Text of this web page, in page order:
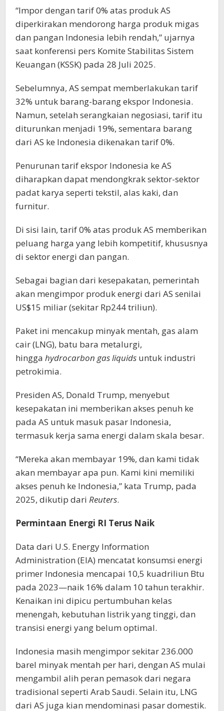
“Impor dengan tarif 0% atas produk AS
diperkirakan mendorong harga produk migas
dan pangan Indonesia lebih rendah,” ujarnya
saat konferensi pers Komite Stabilitas Sistem
Keuangan (KSSK) pada 28 Juli 2025.
Sebelumnya, AS sempat memberlakukan tarif
32% untuk barang-barang ekspor Indonesia.
Namun, setelah serangkaian negosiasi, tarif itu
diturunkan menjadi 19%, sementara barang
dari AS ke Indonesia dikenakan tarif 0%.
Penurunan tarif ekspor Indonesia ke AS
diharapkan dapat mendongkrak sektor-sektor
padat karya seperti tekstil, alas kaki, dan
furnitur.
Di sisi lain, tarif 0% atas produk AS memberikan
peluang harga yang lebih kompetitif, khususnya
di sektor energi dan pangan.
Sebagai bagian dari kesepakatan, pemerintah
akan mengimpor produk energi dari AS senilai
US$15 miliar (sekitar Rp244 triliun).
Paket ini mencakup minyak mentah, gas alam
cair (LNG), batu bara metalurgi,
hingga hydrocarbon gas liquids untuk industri
petrokimia.
Presiden AS, Donald Trump, menyebut
kesepakatan ini memberikan akses penuh ke
pada AS untuk masuk pasar Indonesia,
termasuk kerja sama energi dalam skala besar.
“Mereka akan membayar 19%, dan kami tidak
akan membayar apa pun. Kami kini memiliki
akses penuh ke Indonesia,” kata Trump, pada
2025, dikutip dari Reuters.
Permintaan Energi RI Terus Naik
Data dari U.S. Energy Information
Administration (EIA) mencatat konsumsi energi
primer Indonesia mencapai 10,5 kuadriliun Btu
pada 2023—naik 16% dalam 10 tahun terakhir.
Kenaikan ini dipicu pertumbuhan kelas
menengah, kebutuhan listrik yang tinggi, dan
transisi energi yang belum optimal.
Indonesia masih mengimpor sekitar 236.000
barel minyak mentah per hari, dengan AS mulai
mengambil alih peran pemasok dari negara
tradisional seperti Arab Saudi. Selain itu, LNG
dari AS juga kian mendominasi pasar domestik.